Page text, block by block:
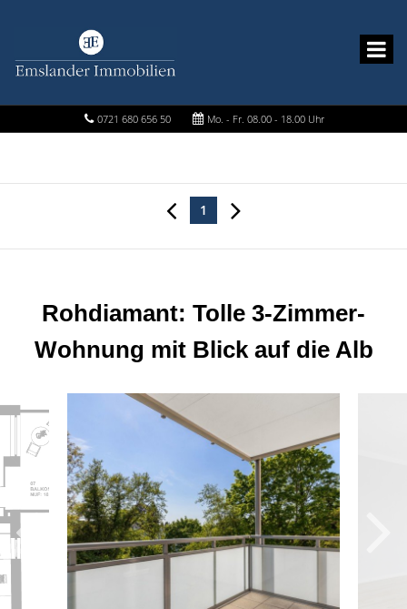
0721 680 656 50 Mo. - Fr. 08.00 - 18.00 Uhr
1
Rohdiamant: Tolle 3-Zimmer-
Wohnung mit Blick auf die Alb